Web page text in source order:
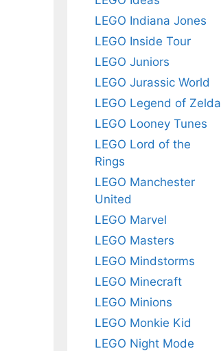
LEGO Indiana Jones
LEGO Inside Tour
LEGO Juniors
LEGO Jurassic World
LEGO Legend of Zelda
LEGO Looney Tunes
LEGO Lord of the
Rings
LEGO Manchester
United
LEGO Marvel
LEGO Masters
LEGO Mindstorms
LEGO Minecraft
LEGO Minions
LEGO Monkie Kid
LEGO Night Mode